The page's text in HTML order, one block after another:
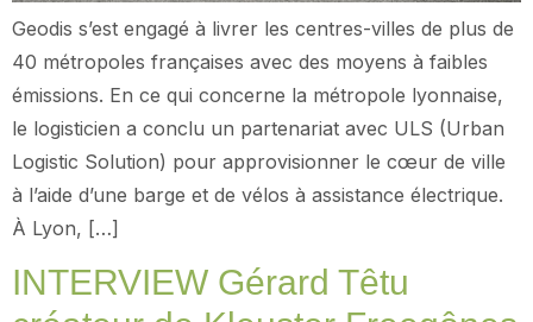
Geodis s’est engagé à livrer les centres-villes de plus de
40 métropoles françaises avec des moyens à faibles
émissions. En ce qui concerne la métropole lyonnaise,
le logisticien a conclu un partenariat avec ULS (Urban
Logistic Solution) pour approvisionner le cœur de ville
à l’aide d’une barge et de vélos à assistance électrique.
À Lyon, […]
INTERVIEW Gérard Têtu